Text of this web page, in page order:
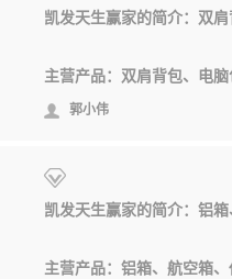
凯发天生赢家的简介：双
主营产品：双肩背包、电脑
郭小伟
凯发天生赢家的简介：铝
主营产品：铝箱、航空箱